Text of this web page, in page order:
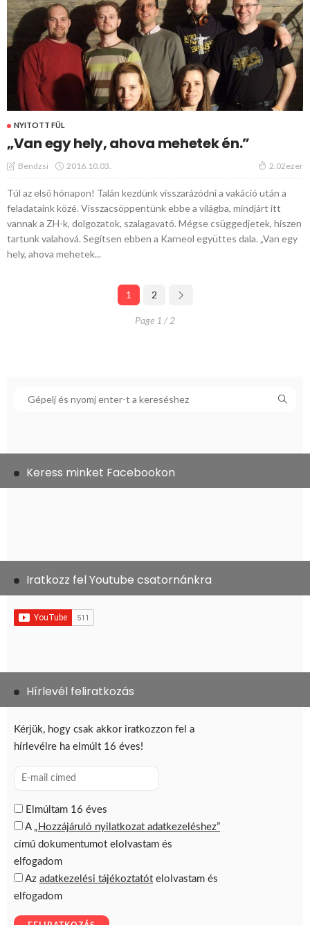
NYITOTT FÜL
„Van egy hely, ahova mehetek én.”
Bendzsi 2016.10.03. 2.02ezer
Túl az első hónapon! Talán kezdünk visszarázódni a vakáció után a
feladataink közé. Visszacsöppentünk ebbe a világba, mindjárt itt
vannak a ZH-k, dolgozatok, szalagavató. Mégse csüggedjetek, hiszen
tartunk valahová. Segítsen ebben a Karneol együttes dala. „Van egy
hely, ahova mehetek...
1 2
Page 1 / 2
Keress minket Facebookon
Iratkozz fel Youtube csatornánkra
Hírlevél feliratkozás